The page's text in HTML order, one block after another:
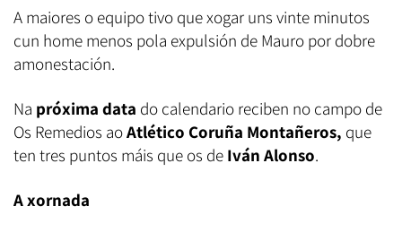
A maiores o equipo tivo que xogar uns vinte minutos
cun home menos pola expulsión de Mauro por dobre
amonestación.
Na próxima data do calendario reciben no campo de
Os Remedios aoAtlético Coruña Montañeros, que
ten tres puntos máis que os de Iván Alonso.
A xornada